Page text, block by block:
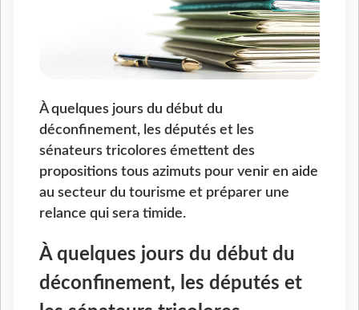
À quelques jours du début du
déconfinement, les députés et les
sénateurs tricolores émettent des
propositions tous azimuts pour venir en aide
au secteur du tourisme et préparer une
relance qui sera timide.
À quelques jours du début du
déconfinement, les députés et